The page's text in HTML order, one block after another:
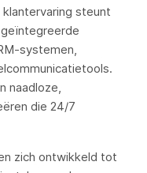
steunt
systemen,
naadloze,
die 24/7
zich ontwikkeld tot